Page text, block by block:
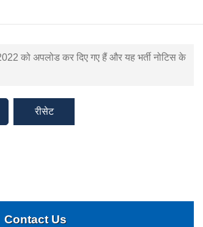
को अपलोड कर दिए गए हैं और यह भर्ती नोटिस के
रीसेट
Contact Us